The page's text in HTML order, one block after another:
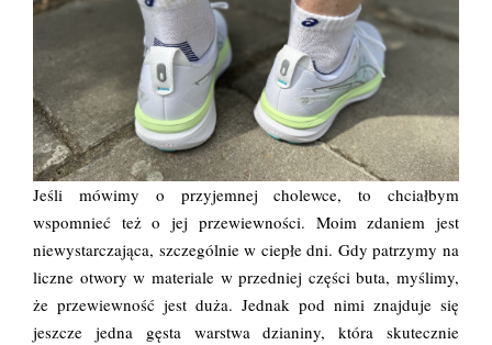
Jeśli mówimy o przyjemnej cholewce, to chciałbym
wspomnieć też o jej przewiewności. Moim zdaniem jest
niewystarczająca, szczególnie w ciepłe dni. Gdy patrzymy na
liczne otwory w materiale w przedniej części buta, myślimy,
że przewiewność jest duża. Jednak pod nimi znajduje się
jeszcze jedna gęsta warstwa dzianiny, która skutecznie